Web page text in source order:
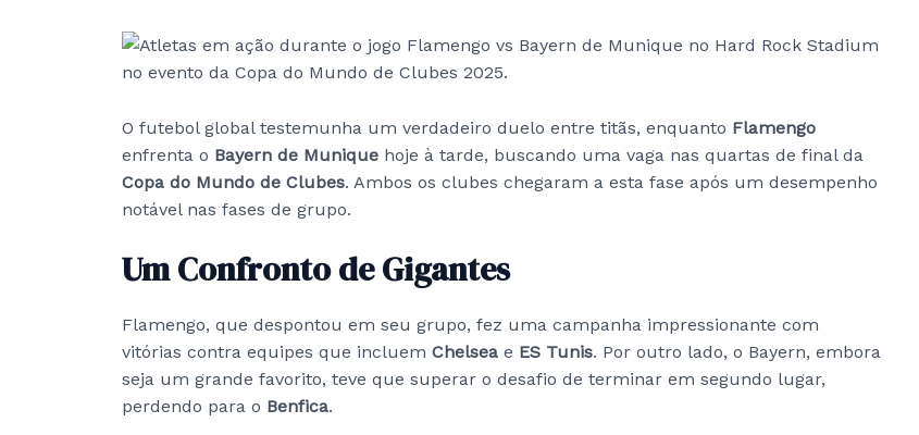
O futebol global testemunha um verdadeiro duelo entre titãs, enquanto Flamengo
enfrenta o Bayern de Munique hoje à tarde, buscando uma vaga nas quartas de final da
Copa do Mundo de Clubes. Ambos os clubes chegaram a esta fase após um desempenho
notável nas fases de grupo.
Um Confronto de Gigantes
Flamengo, que despontou em seu grupo, fez uma campanha impressionante com
vitórias contra equipes que incluem Chelsea e ES Tunis. Por outro lado, o Bayern, embora
seja um grande favorito, teve que superar o desafio de terminar em segundo lugar,
perdendo para o Benfica.